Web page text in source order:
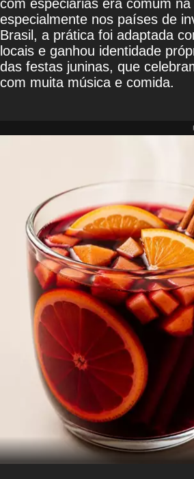
com especiarias era comum na
especialmente nos países de
Brasil, a prática foi adaptada
locais e ganhou identidade
das festas juninas, que
com muita música e comida.